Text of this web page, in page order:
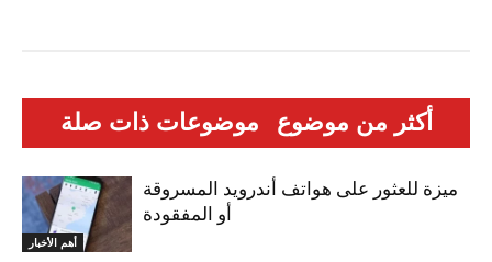
موضوعات ذات صلة أكثر من موضوع
أهم الأخبار
ميزة للعثور على هواتف أندرويد المسروقة
أو المفقودة